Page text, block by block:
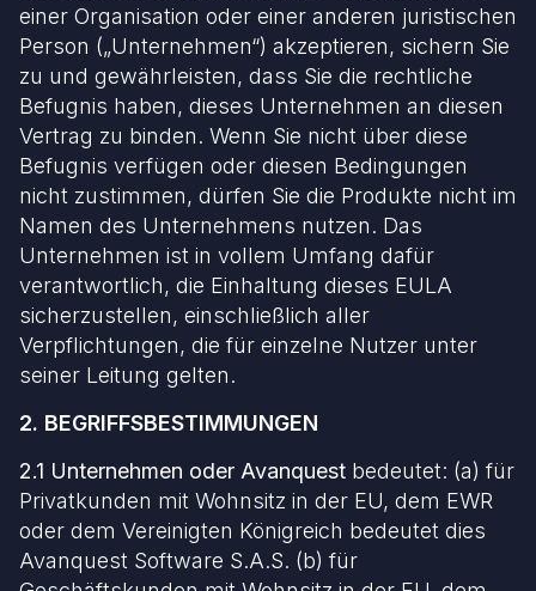
einer Organisation oder einer anderen juristischen
Person („Unternehmen“) akzeptieren, sichern Sie
zu und gewährleisten, dass Sie die rechtliche
Befugnis haben, dieses Unternehmen an diesen
Vertrag zu binden. Wenn Sie nicht über diese
Befugnis verfügen oder diesen Bedingungen
nicht zustimmen, dürfen Sie die Produkte nicht im
Namen des Unternehmens nutzen. Das
Unternehmen ist in vollem Umfang dafür
verantwortlich, die Einhaltung dieses EULA
sicherzustellen, einschließlich aller
Verpflichtungen, die für einzelne Nutzer unter
seiner Leitung gelten.
2. BEGRIFFSBESTIMMUNGEN
2.1 Unternehmen oder Avanquest bedeutet: (a) für
Privatkunden mit Wohnsitz in der EU, dem EWR
oder dem Vereinigten Königreich bedeutet dies
Avanquest Software S.A.S. (b) für